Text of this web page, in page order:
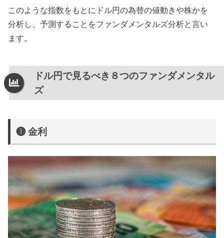
このような指数をもとにドル円の為替の値動きや株かを
分析し、予測することをファンダメンタルズ分析と言い
ます。
ドル円で見るべき８つのファンダメンタル
ズ
❶ 金利